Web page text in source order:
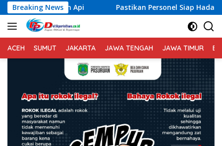
Langsung
ke
konten
Breaking News
Pastikan Personel Siap Hadapi Situasi Kontinjensi,
ACEH SUMUT JAKARTA JAWA TENGAH JAWA TIMUR